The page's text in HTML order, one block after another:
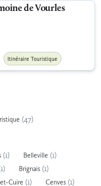
(47)
(1) Belleville (1)
Brignais (1)
Cuire (1) Cenves (1)
de Vourles
Itinéraire Touristique